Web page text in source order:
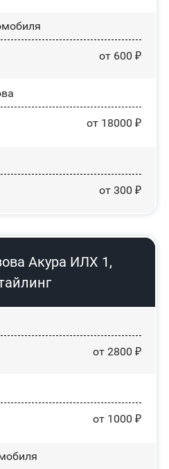
от 600 ₽
от 18000 ₽
от 300 ₽
Акура ИЛХ 1,
от 2800 ₽
от 1000 ₽